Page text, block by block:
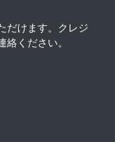
だけます。クレジ
ください。